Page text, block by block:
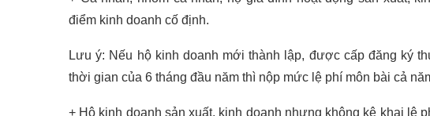
điểm kinh doanh cố định.
Lưu ý: Nếu hộ kinh doanh mới thành lập, được cấp đăng ký
thời gian của 6 tháng đầu năm thì nộp mức lệ phí môn bài cả
+ Hộ kinh doanh sản xuất, kinh doanh nhưng không kê khai lệ